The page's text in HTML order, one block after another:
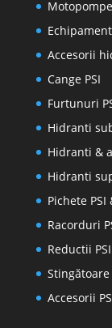
Accesorii
Cange PSI
Furtunuri
Hidranti
Hidranti &
Hidranti
Pichete PSI
Racorduri
Reductii PSI
Stingătoare
Accesorii